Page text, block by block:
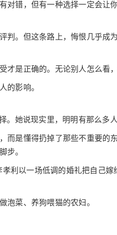
错，但有一种选择一定会让
判。但这条路上，悔恨几乎成
是正确的。无论别人怎么看
的影响。
她说现实里，明明有那么多
而是懂得扔掉了那些不重要的
步。
利以一场低调的婚礼把自己嫁
泡菜、养狗喂猫的农妇。